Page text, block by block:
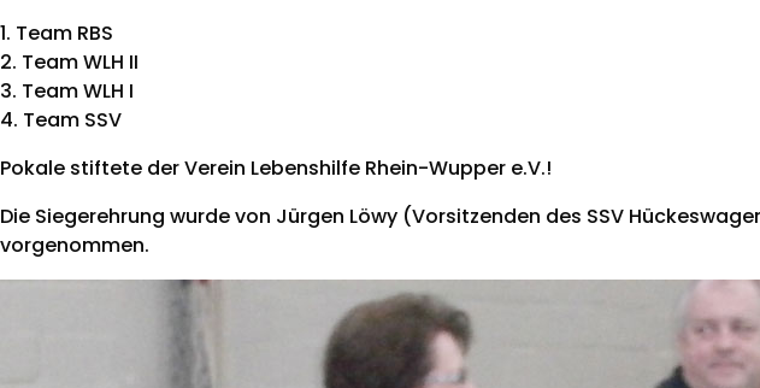
1. Team RBS
2. Team WLH II
3. Team WLH I
4. Team SSV
Pokale stiftete der Verein Lebenshilfe Rhein-Wupper e.V.!
Die Siegerehrung wurde von Jürgen Löwy (Vorsitzenden des SSV
vorgenommen.